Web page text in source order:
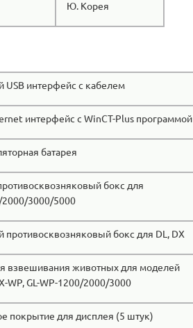
Ю. Корея
USB интерфейс с кабелем
интерфейс с WinCT-Plus программой
батарея
бокс для
2000/3000/5000
противосквозняковый бокс для DL, DX
взвешивания животных для моделей
WP, GL-WP-1200/2000/3000
покрытие для дисплея (5 штук)